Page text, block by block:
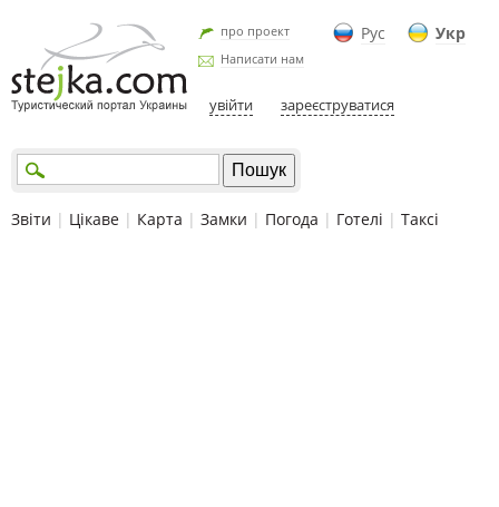
Рус Укр
про проект
Написати нам
увійти зареєструватися
Звіти | Цікаве | Карта | Замки | Погода | Готелі | Таксі